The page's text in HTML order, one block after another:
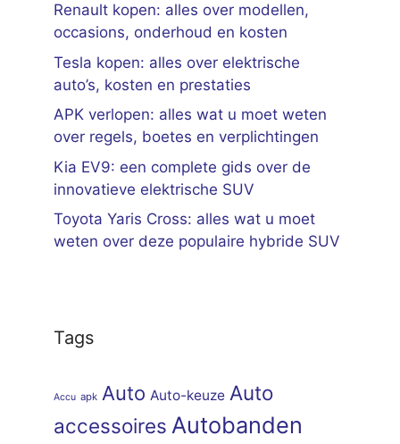
Renault kopen: alles over modellen,
occasions, onderhoud en kosten
Tesla kopen: alles over elektrische
auto’s, kosten en prestaties
APK verlopen: alles wat u moet weten
over regels, boetes en verplichtingen
Kia EV9: een complete gids over de
innovatieve elektrische SUV
Toyota Yaris Cross: alles wat u moet
weten over deze populaire hybride SUV
Tags
Accu apk Auto Auto-keuze Auto
accessoires Autobanden